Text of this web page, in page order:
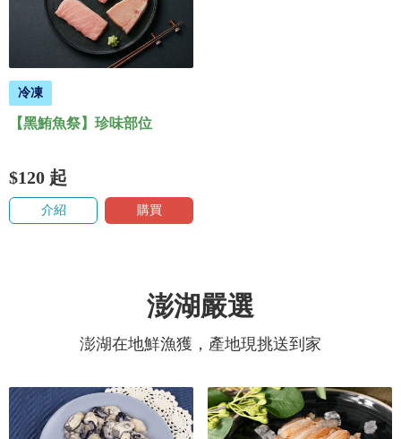
冷凍
【黑鮪魚祭】珍味部位
$120 起
介紹 購買
澎湖嚴選
澎湖在地鮮漁獲，產地現挑送到家